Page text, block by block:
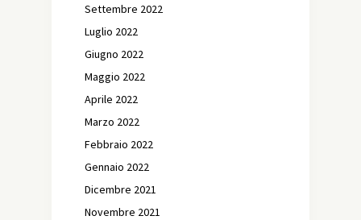
Settembre 2022
Luglio 2022
Giugno 2022
Maggio 2022
Aprile 2022
Marzo 2022
Febbraio 2022
Gennaio 2022
Dicembre 2021
Novembre 2021